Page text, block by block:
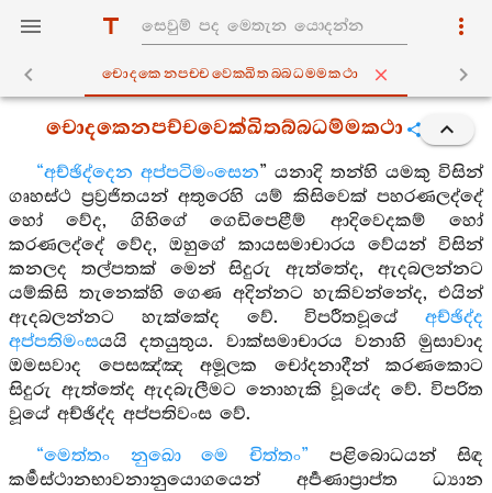
චොදකෙනපච‍්චවෙක‍්ඛිතබ‍්බධම‍්මකථා
චොදකෙනපච්චවෙක්ඛිතබ්බධම්මකථා
“අච්ඡිද්දෙන අප්පටිමංසෙන” යනාදි තන්හි යමකු විසින්
ගෘහස්ථ ප්‍රව්‍රජිතයන් අතුරෙහි යම් කිසිවෙක් පහරණලද්දේ
හෝ වේද, ගිහිගේ ගෙඩිපෙළීම් ආදිවෙදකම් හෝ
කරණලද්දේ වේද, ඔහුගේ කායසමාචාරය වේයන් විසින්
කනලද තල්පතක් මෙන් සිදුරු ඇත්තේද, ඇදබලන්නට
යම්කිසි තැනෙක්හි ගෙණ අදින්නට හැකිවන්නේද, එයින්
ඇදබලන්නට හැක්කේද වේ. විපරීතවූයේ අච්ඡිද්ද
අප්පතිමංසයයි දතයුතුය. වාක්සමාචාරය වනාහි මුසාවාද
ඔමසවාද පෙසඤ්ඤ අමූලක චෝදනාදීන් කරණකොට
සිදුරු ඇත්තේද ඇදබැලීමට නොහැකි වූයේද වේ. විපරිත
වූයේ අච්ඡිද්ද අප්පතිවංස වේ.
“මෙත්තං නුඛො මෙ චිත්තං” පළිබොධයන් සිඳ
කර්‍මස්ථානභාවනානුයොගයෙන් අර්‍පණාප්‍රාප්ත ධ්‍යාන